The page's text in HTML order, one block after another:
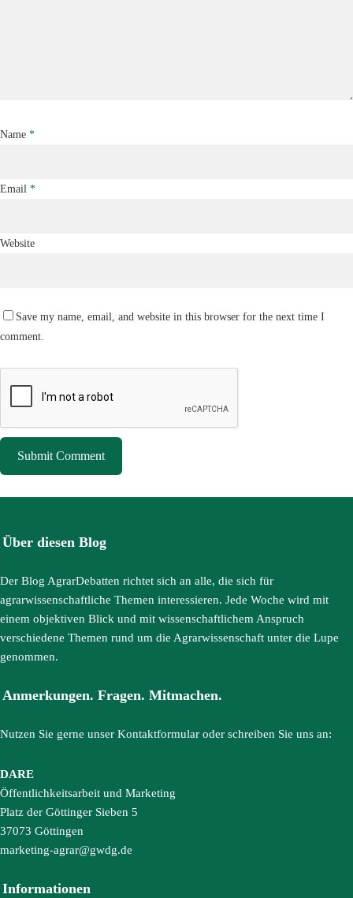
Name *
Email *
Website
Save my name, email, and website in this browser for the next time I
comment.
Über diesen Blog
Der Blog AgrarDebatten richtet sich an alle, die sich für
agrarwissenschaftliche Themen interessieren. Jede Woche wird mit
einem objektiven Blick und mit wissenschaftlichem Anspruch
verschiedene Themen rund um die Agrarwissenschaft unter die Lupe
genommen.
Anmerkungen. Fragen. Mitmachen.
Nutzen Sie gerne unser Kontaktformular oder schreiben Sie uns an:
DARE
Öffentlichkeitsarbeit und Marketing
Platz der Göttinger Sieben 5
37073 Göttingen
marketing-agrar@gwdg.de
Informationen